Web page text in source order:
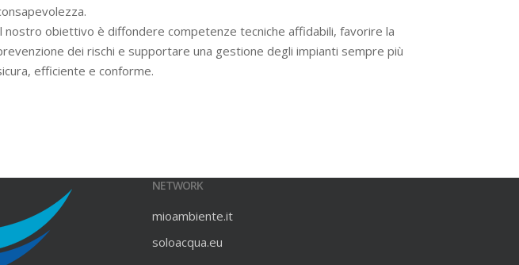
nostro obiettivo è diffondere competenze tecniche affidabili, favorire la
dei rischi e supportare una gestione degli impianti sempre più
efficiente e conforme.
NETWORK
mioambiente.it
soloacqua.eu